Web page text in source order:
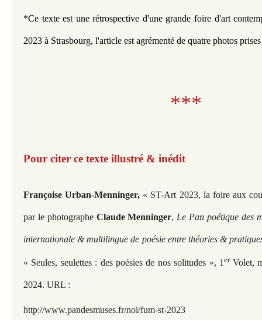
*Ce texte est une rétrospective d'une grande foire d'art
2023 à Strasbourg, l'article est agrémenté de quatre photos
***
Pour citer ce texte illustré & inédit
Françoise Urban-Menninger, « ST-Art 2023, la foire aux
par le photographe Claude Menninger, Le Pan poétique des
internationale & multilingue de poésie entre théories &
« Seules, seulettes : des poésies de nos solitudes », 1er Volet,
2024. URL :
http://www.pandesmuses.fr/noi/fum-st-2023